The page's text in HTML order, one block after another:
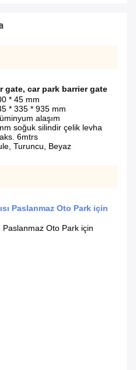
gate, car park barrier gate
* 45 mm
* 335 * 935 mm
alaşım
soğuk silindir çelik levha
6mtrs
Turuncu, Beyaz
Paslanmaz Oto Park için
Paslanmaz Oto Park için